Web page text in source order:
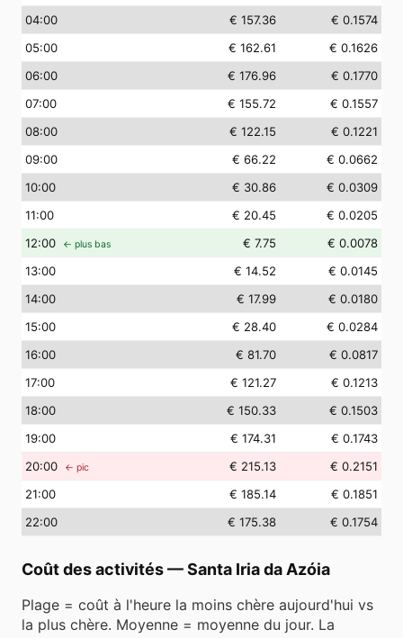
04:00 € 157.36
€ 0.1574
05:00 € 162.61
€ 0.1626
06:00 € 176.96
€ 0.1770
07:00 € 155.72
€ 0.1557
08:00 € 122.15
€ 0.1221
09:00 € 66.22
€ 0.0662
10:00 € 30.86
€ 0.0309
11:00 € 20.45
€ 0.0205
12:00 ← plus bas € 7.75
€ 0.0078
13:00 € 14.52
€ 0.0145
14:00 € 17.99
€ 0.0180
15:00 € 28.40
€ 0.0284
16:00 € 81.70
€ 0.0817
17:00 € 121.27
€ 0.1213
18:00 € 150.33
€ 0.1503
19:00 € 174.31
€ 0.1743
20:00 ← pic € 215.13
€ 0.2151
21:00 € 185.14
€ 0.1851
22:00 € 175.38 € 0.1754
Coût des activités—Santa Iria da Azóia
Plage = coût à l'heure la moins chère aujourd'hui vs
la plus chère. Moyenne = moyenne du jour. La